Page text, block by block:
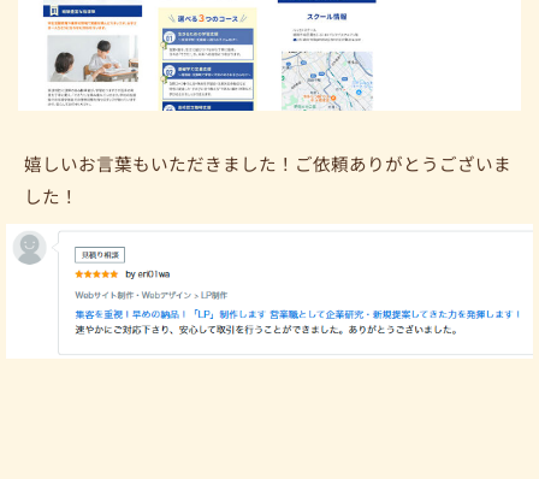
嬉しいお言葉もいただきました！ご依頼ありがとうございま
した！